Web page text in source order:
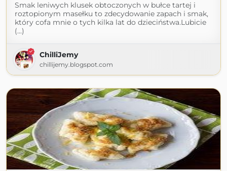
Smak leniwych klusek obtoczonych w bułce tartej i
roztopionym masełku to zdecydowanie zapach i smak,
który cofa mnie o tych kilka lat do dzieciństwa.Lubicie
(...)
ChilliJemy
chillijemy.blogspot.com